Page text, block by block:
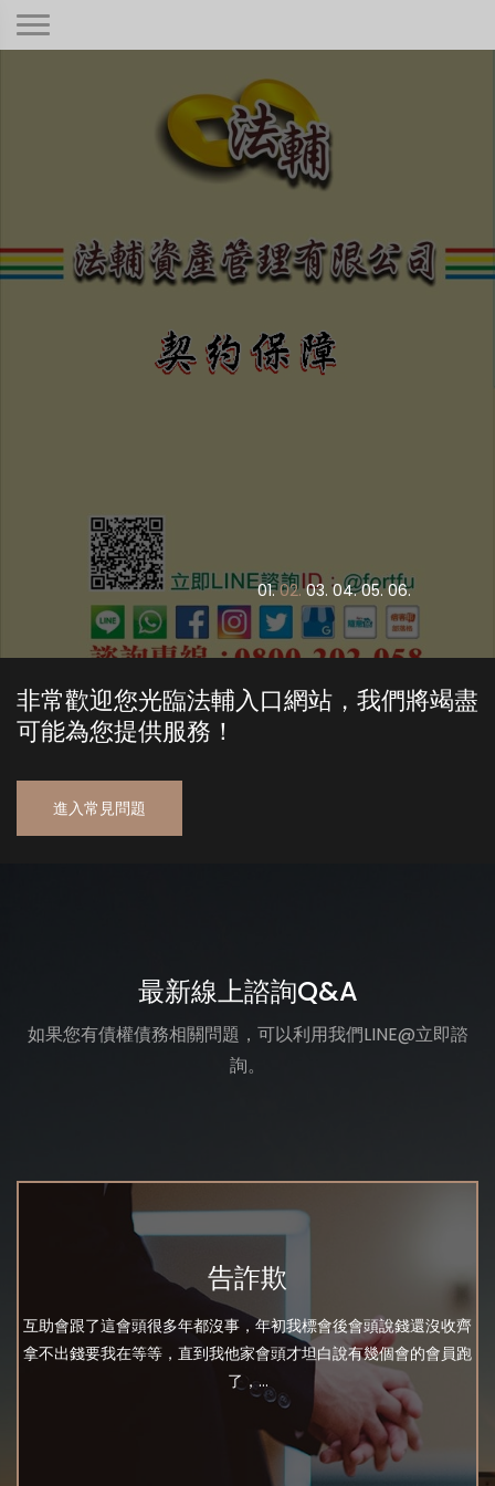
本公司秉持著合情合理合法、正規經
01. 02. 03. 04. 05. 06.
非常歡迎您光臨法輔入口網站，我們將竭盡
可能為您提供服務！
進入常見問題
最新線上諮詢Q&A
如果您有債權債務相關問題，可以利用我們LINE@立即諮
詢。
告詐欺
互助會跟了這會頭很多年都沒事，年初我標會後會頭說錢還沒收齊
拿不出錢要我在等等，直到我他家會頭才坦白說有幾個會的會員跑
了，...